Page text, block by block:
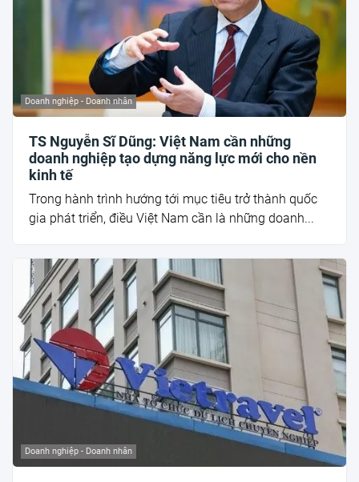
Doanh nghiệp - Doanh nhân
TS Nguyễn Sĩ Dũng: Việt Nam cần những
doanh nghiệp tạo dựng năng lực mới cho nền
kinh tế
Trong hành trình hướng tới mục tiêu trở thành quốc
gia phát triển, điều Việt Nam cần là những doanh...
Doanh nghiệp - Doanh nhân